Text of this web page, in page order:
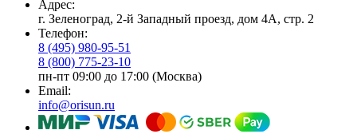
Адрес:
г. Зеленоград, 2-й Западный проезд, дом 4А, стр. 2
Телефон:
8 (495) 980-95-51
8 (800) 775-23-10
пн-пт 09:00 до 17:00 (Москва)
Email:
info@orisun.ru